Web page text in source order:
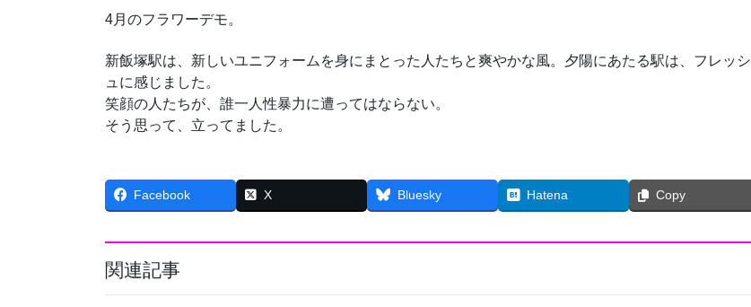
4月のフラワーデモ。
新飯塚駅は、新しいユニフォームを身にまとった人たちと爽やかな風。夕陽にあたる駅は、フレッシ
ュに感じました。
笑顔の人たちが、誰一人性暴力に遭ってはならない。
そう思って、立ってました。
Facebook X Bluesky Hatena Copy
関連記事